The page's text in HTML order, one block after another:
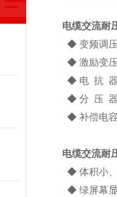
电缆交流耐
◆ 变频调
◆ 激励变
◆ 电 抗 器
◆ 分 压 器
◆ 补偿电
电缆交流耐
◆ 体积小
◆ 绿屏幕